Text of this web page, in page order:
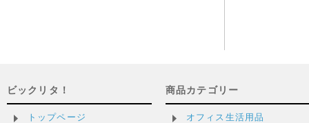
ビックリタ！
トップページ
商品カテゴリー
オフィス生活用品